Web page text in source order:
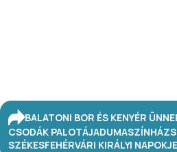
BALATONI BOR ÉS KENYÉR
CSODÁK PALOTÁJADUMASZÍNHÁZ
SZÉKESFEHÉRVÁRI KIRÁLYI NAPOK